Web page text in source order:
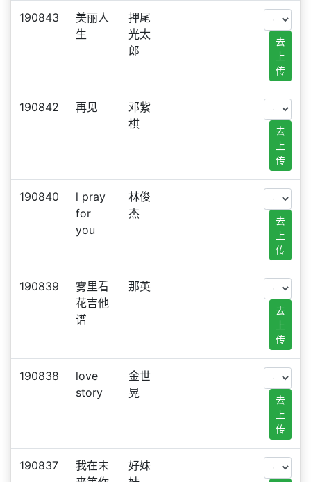
190843
美丽人
生
押尾
光太
郎
去
上
传
190842 再见
邓紫
棋
去
上
传
190840
l pray
for
you
林俊
杰
去
上
传
190839
雾里看
花吉他
谱
那英
去
上
传
190838
love
story
金世
晃
去
上
传
190837
我在未
好妹